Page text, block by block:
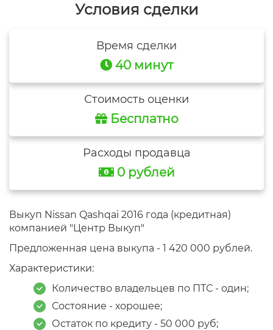
Условия сделки
Время сделки
40 минут
Стоимость оценки
Бесплатно
Расходы продавца
0 рублей
Выкуп Nissan Qashqai 2016 года (кредитная)
компанией "Центр Выкуп"
Предложенная цена выкупа - 1 420 000 рублей.
Характеристики:
Количество владельцев по ПТС - один;
Состояние - хорошее;
Остаток по кредиту - 50 000 руб;